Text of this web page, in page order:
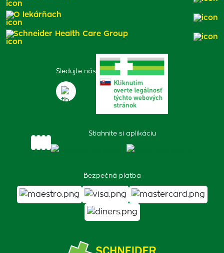
Sledujte nás
Stiahnite si aplikáciu
Bezpečná platba
O lekárňach
Schneider Health Care Group